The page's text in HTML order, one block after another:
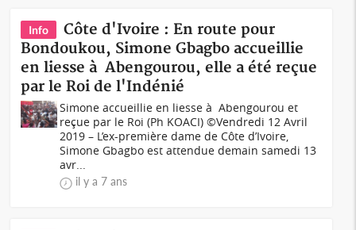
Info
Côte d'Ivoire : En route pour
Bondoukou, Simone Gbagbo accueillie
en liesse à Abengourou, elle a été reçue
par le Roi de l'Indénié
Simone accueillie en liesse à Abengourou et
reçue par le Roi (Ph KOACI) ©Vendredi 12 Avril
2019 – L’ex-première dame de Côte d’Ivoire,
Simone Gbagbo est attendue demain samedi 13
avr...
il y a 7 ans